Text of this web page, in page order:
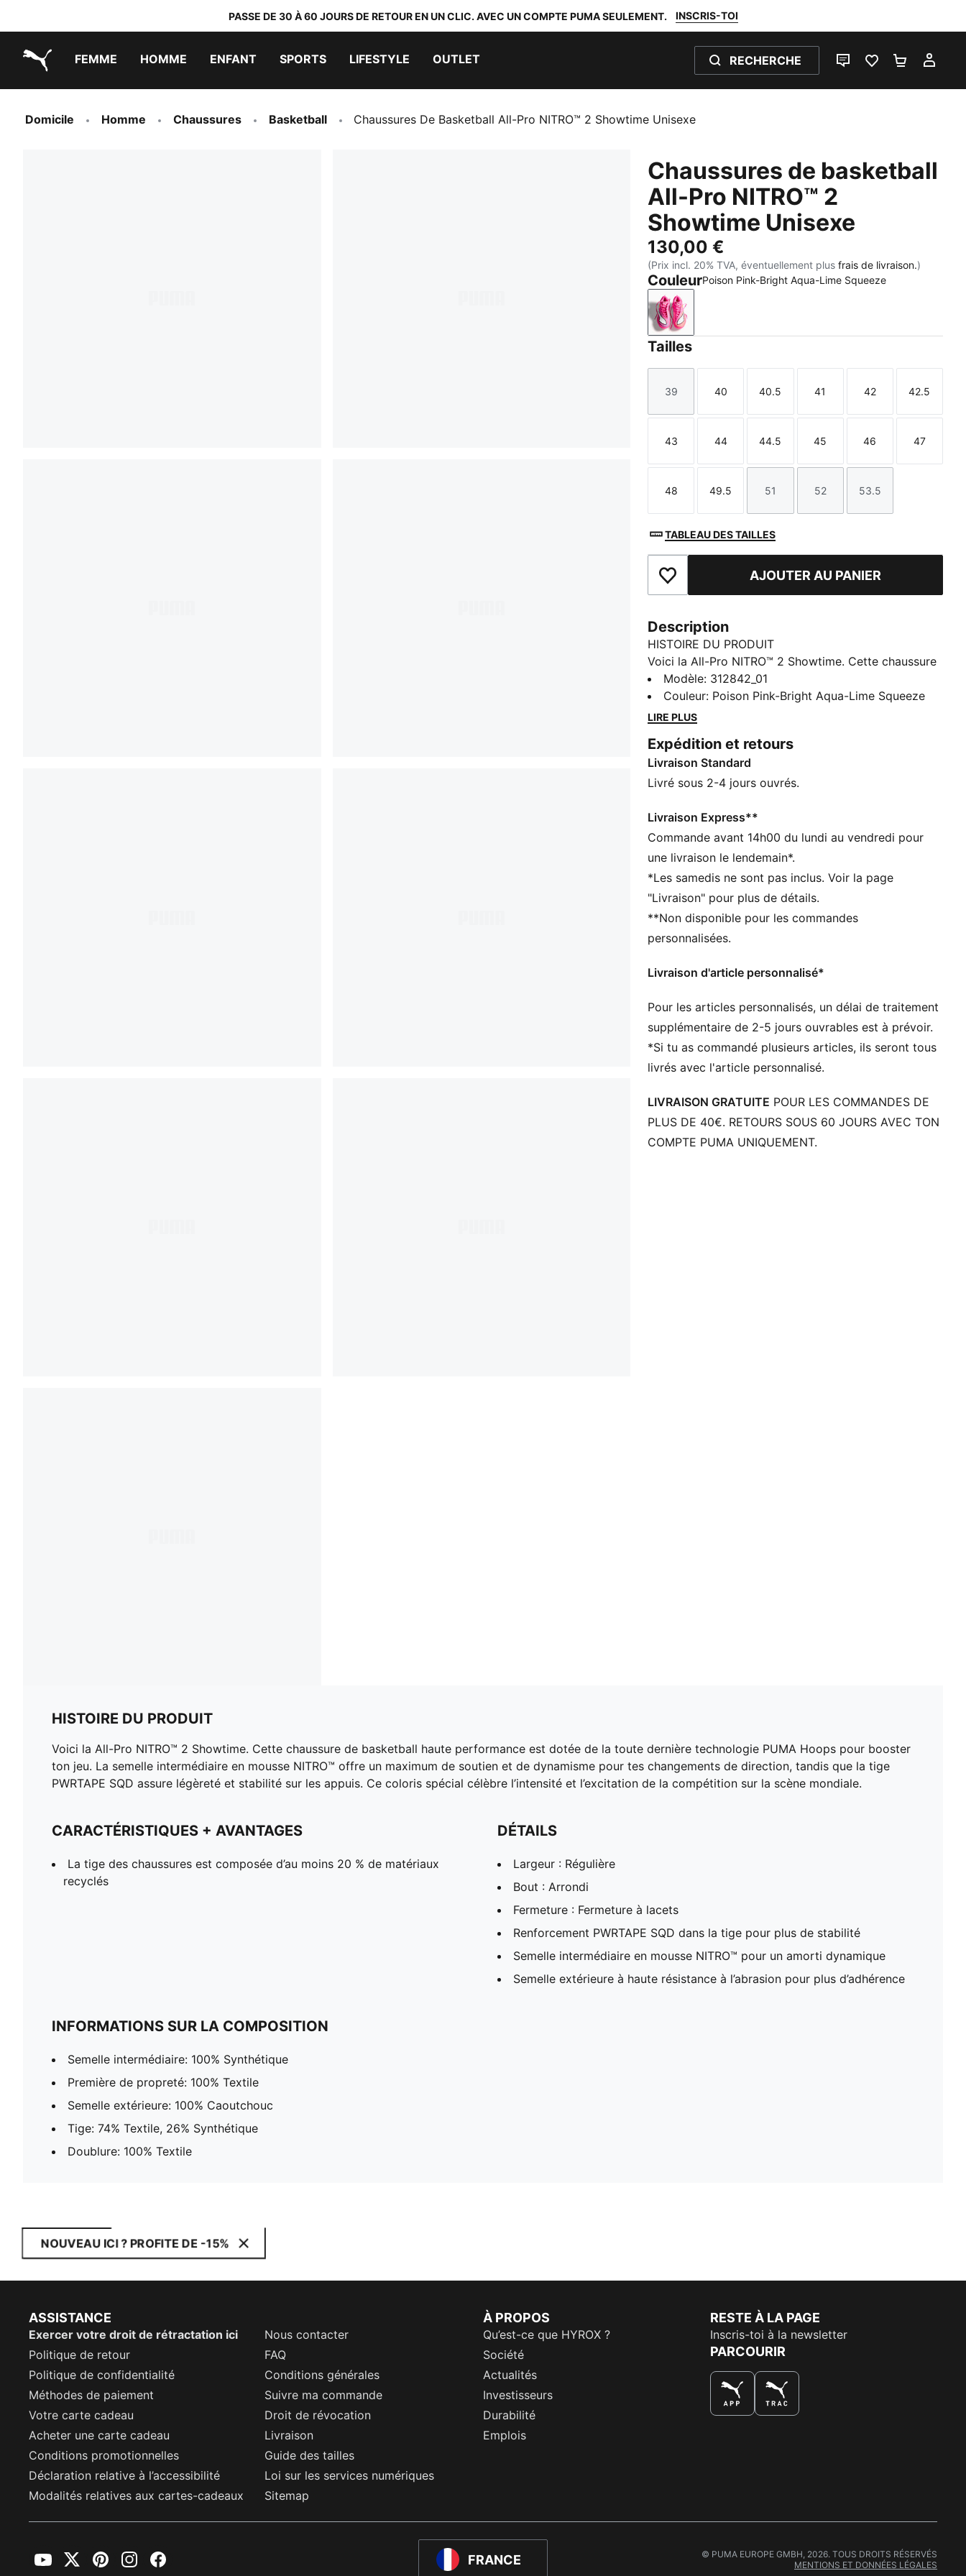
PASSE DE 30 À 60 JOURS DE RETOUR EN UN CLIC. AVEC UN COMPTE PUMA SEULEMENT. INSCRIS-TOI
FEMME HOMME ENFANT SPORTS LIFESTYLE OUTLET RECHERCHE
LIVE CHATFAVORIS 0PANIER 0
Domicile Homme Chaussures Basketball Chaussures De Basketball All-Pro NITRO™ 2 Showtime Unisexe
Chaussures de basketball
All-Pro NITRO™ 2
Showtime Unisexe
130,00 €
(Prix incl. 20% TVA, éventuellement plusfrais de livraison.)
CouleurPoison Pink-Bright Aqua-Lime Squeeze
Poison Pink-Bright Aqua-Lime Squeeze
Tailles
Taille
39
Taille
40
Taille
40.5
Taille
41
Taille
42
Taille
42.5
Taille
43
Taille
44
Taille
44.5
Taille
45
Taille
46
Taille
47
Taille
48
Taille
49.5
Taille
51
Taille
52
Taille
53.5
TABLEAU DES TAILLES
Ajouter aux favorisAJOUTER AU PANIER
Description
HISTOIRE DU PRODUIT
Voici la All-Pro NITRO™ 2 Showtime. Cette chaussure
de basketball haute performance est dotée de la
toute dernière technologie PUMA Hoops pour
booster ton jeu. La semelle intermédiaire en mousse
dynamisme pour tes changements de direction,
tandis que la tige PWRTAPE SQD assure légèreté et
stabilité sur les appuis. Ce coloris spécial célèbre
mondiale.
CARACTÉRISTIQUES + AVANTAGES
La tige des chaussures est composée d’au moins
DÉTAILS
Largeur : Régulière
Bout : Arrondi
Fermeture : Fermeture à lacets
de stabilité
amorti dynamique
Semelle extérieure à haute résistance à l’abrasion
pour plus d’adhérence
Modèle: 312842_01
Couleur: Poison Pink-Bright Aqua-Lime Squeeze
LIRE PLUS
Expédition et retours
Livraison Standard
Livré sous 2-4 jours ouvrés.
Livraison Express**
Commande avant 14h00 du lundi au vendredi pour
une livraison le lendemain*.
*Les samedis ne sont pas inclus. Voir la page
"Livraison" pour plus de détails.
**Non disponible pour les commandes
personnalisées.
Livraison d'article personnalisé*
Pour les articles personnalisés, un délai de traitement
supplémentaire de 2-5 jours ouvrables est à prévoir.
*Si tu as commandé plusieurs articles, ils seront tous
livrés avec l'article personnalisé.
LIVRAISON GRATUITE POUR LES COMMANDES DE
PLUS DE 40€. RETOURS SOUS 60 JOURS AVEC TON
COMPTE PUMA UNIQUEMENT.
HISTOIRE DU PRODUIT
Voici la All-Pro NITRO™ 2 Showtime. Cette chaussure de basketball haute performance est dotée de la toute dernière technologie PUMA Hoops pour booster
ton jeu. La semelle intermédiaire en mousse NITRO™ offre un maximum de soutien et de dynamisme pour tes changements de direction, tandis que la tige
PWRTAPE SQD assure légèreté et stabilité sur les appuis. Ce coloris spécial célèbre l’intensité et l’excitation de la compétition sur la scène mondiale.
CARACTÉRISTIQUES + AVANTAGES
La tige des chaussures est composée d’au moins 20 % de matériaux
recyclés
DÉTAILS
Largeur : Régulière
Bout : Arrondi
Fermeture : Fermeture à lacets
Renforcement PWRTAPE SQD dans la tige pour plus de stabilité
Semelle intermédiaire en mousse NITRO™ pour un amorti dynamique
Semelle extérieure à haute résistance à l’abrasion pour plus d’adhérence
INFORMATIONS SUR LA COMPOSITION
Semelle intermédiaire: 100% Synthétique
Première de propreté: 100% Textile
Semelle extérieure: 100% Caoutchouc
Tige: 74% Textile, 26% Synthétique
Doublure: 100% Textile
NOUVEAU ICI ? PROFITE DE -15%
ASSISTANCE
Exercer votre droit de rétractation ici
Nous contacter
Politique de retour
FAQ
Politique de confidentialité
Conditions générales
Méthodes de paiement
Suivre ma commande
Votre carte cadeau
Droit de révocation
Acheter une carte cadeau
Livraison
Conditions promotionnelles
Guide des tailles
Déclaration relative à l’accessibilité
Loi sur les services numériques
Modalités relatives aux cartes-cadeaux
Sitemap
À PROPOS
Qu’est-ce que HYROX ?
Société
Actualités
Investisseurs
Durabilité
Emplois
RESTE À LA PAGE
Inscris-toi à la newsletter
PARCOURIR
FRANCE
YouTubeTwitterPinterestInstagramFacebook
© PUMA EUROPE GMBH, 2026. TOUS DROITS RÉSERVÉS
MENTIONS ET DONNÉES LÉGALES